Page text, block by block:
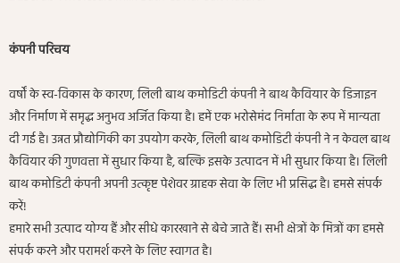
कंपनी परिचय
वर्षों के स्व-विकास के कारण, लिली बाथ कमोडिटी कंपनी ने बाथ कैवियार के डिजाइन
और निर्माण में समृद्ध अनुभव अर्जित किया है। हमें एक भरोसेमंद निर्माता के रूप में मान्यता
दी गई है। उन्नत प्रौद्योगिकी का उपयोग करके, लिली बाथ कमोडिटी कंपनी ने न केवल बाथ
कैवियार की गुणवत्ता में सुधार किया है, बल्कि इसके उत्पादन में भी सुधार किया है। लिली
बाथ कमोडिटी कंपनी अपनी उत्कृष्ट पेशेवर ग्राहक सेवा के लिए भी प्रसिद्ध है। हमसे संपर्क
करें!
हमारे सभी उत्पाद योग्य हैं और सीधे कारखाने से बेचे जाते हैं। सभी क्षेत्रों के मित्रों का हमसे
संपर्क करने और परामर्श करने के लिए स्वागत है।